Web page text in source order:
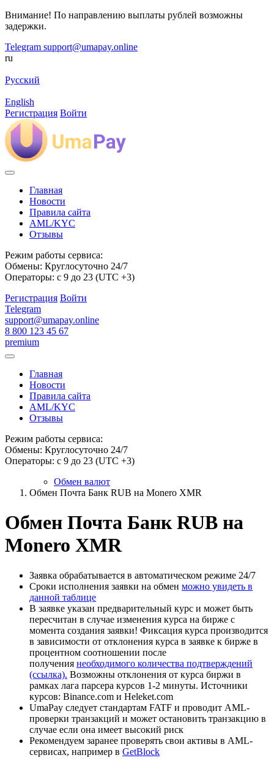
Внимание! По направлению выплаты рублей возможны
задержки.
Telegram support@umapay.online
ru
Русский
English
Регистрация Войти
Главная
Новости
Правила сайта
AML/KYC
Отзывы
Режим работы сервиса:
Обмены: Круглосуточно 24/7
Операторы: с 9 до 23 (UTC +3)
Регистрация Войти
Telegram
support@umapay.online
8 800 123 45 67
premium
Главная
Новости
Правила сайта
AML/KYC
Отзывы
Режим работы сервиса:
Обмены: Круглосуточно 24/7
Операторы: с 9 до 23 (UTC +3)
Обмен валют
Обмен Почта Банк RUB на Monero XMR
Обмен Почта Банк RUB на
Monero XMR
Заявка обрабатывается в автоматическом режиме 24/7
Сроки исполнения заявки на обмен можно увидеть в
данной таблице
В заявке указан предварительный курс и может быть
пересчитан в случае изменения курса на бирже с
момента создания заявки! Фиксация курса производится
в зависимости от отклонения курса в заявке к бирже в
процентном соотношении после
получения необходимого количества подтверждений
(ссылка). Возможны отклонения от курса биржи в
рамках лага парсера курсов 1-2 минуты. Источники
курсов: Binance.com и Heleket.com
UmaPay следует стандартам FATF и проводит AML-
проверки транзакций и может остановить транзакцию в
случае если она имеет высокий риск
Рекомендуем заранее проверять свои активы в AML-
сервисах, например в GetBlock